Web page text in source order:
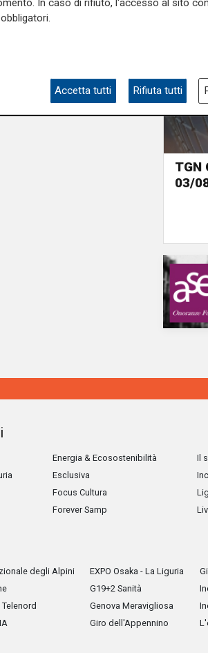
TGN
03/
Energia & Ecosostenibilità
Esclusiva
Focus Cultura
Forever Samp
Il
degli Alpini
EXPO Osaka - La Liguria
G19+2 Sanità
Genova Meravigliosa
Giro dell'Appennino
In caso di rifiuto, l'accesso al sito
Accetta tutti Rifiuta tutti